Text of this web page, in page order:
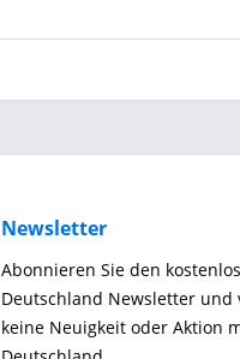
Newsletter
Abonnieren Sie den
Deutschland Newsletter und
keine Neuigkeit oder Aktion